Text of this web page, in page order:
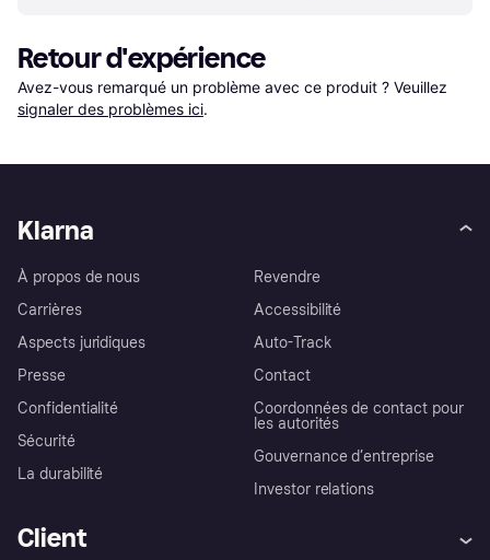
Retour d'expérience
Avez-vous remarqué un problème avec ce produit ? Veuillez
signaler des problèmes ici.
Klarna
À propos de nous
Carrières
Aspects juridiques
Presse
Confidentialité
Sécurité
La durabilité
Revendre
Accessibilité
Auto-Track
Contact
Coordonnées de contact pour
les autorités
Gouvernance d’entreprise
Investor relations
Client